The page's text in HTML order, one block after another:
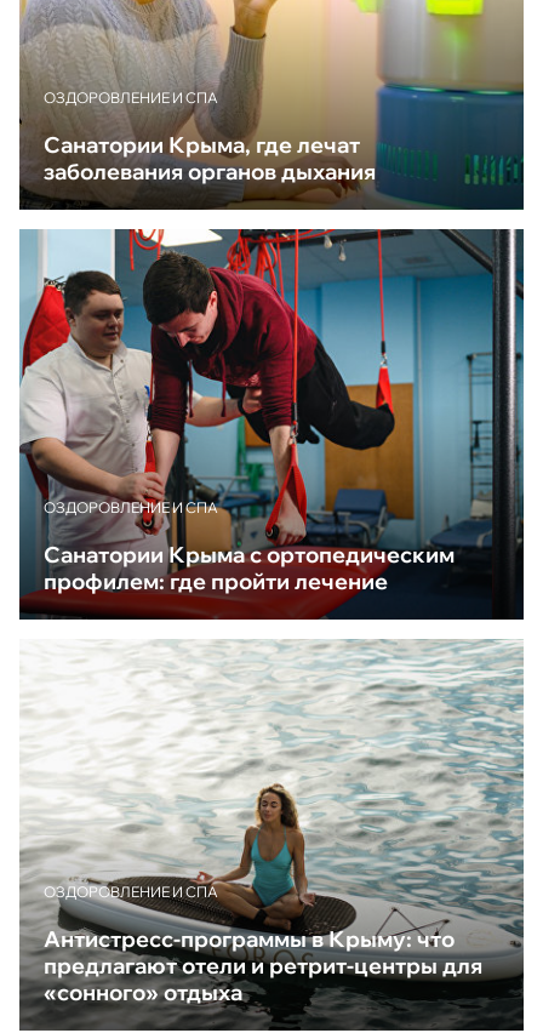
ОЗДОРОВЛЕНИЕ И СПА
Санатории Крыма, где лечат
заболевания органов дыхания
ОЗДОРОВЛЕНИЕ И СПА
Санатории Крыма с ортопедическим
профилем: где пройти лечение
ОЗДОРОВЛЕНИЕ И СПА
Антистресс-программы в Крыму: что
предлагают отели и ретрит-центры для
«сонного» отдыха